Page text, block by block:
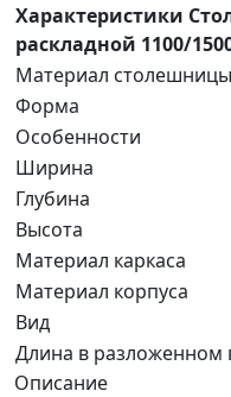
Характеристики
раскладной 1100/
Материал столешницы
Форма
Особенности
Ширина
Глубина
Высота
Материал каркаса
Материал корпуса
Вид
Длина в разложенном
Описание